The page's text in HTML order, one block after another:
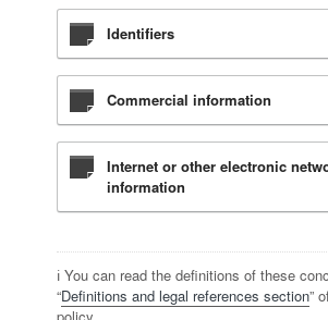
Identifiers
Commercial information
Internet or other electronic
information
ℹ️ You can read the definitions of these
“Definitions and legal references section”